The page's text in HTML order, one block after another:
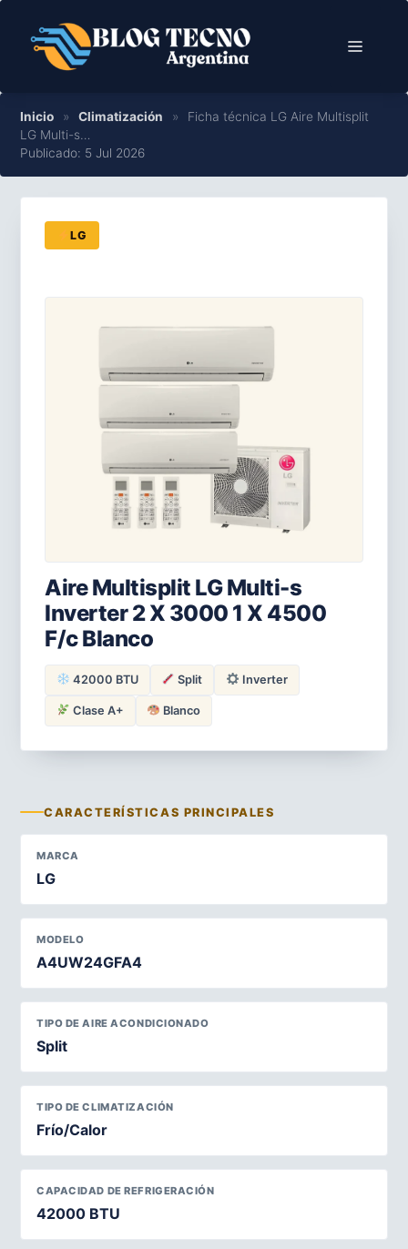
contenido
Menú
Inicio » Climatización »
Ficha técnica LG Aire Multisplit
LG Multi-s…
Publicado: 5 Jul 2026
LG
Aire Multisplit LG Multi-s
Inverter 2 X 3000 1 X 4500
F/c Blanco
42000 BTU Split Inverter
Clase A+ Blanco
CARACTERÍSTICAS PRINCIPALES
MARCA
LG
MODELO
A4UW24GFA4
TIPO DE AIRE ACONDICIONADO
Split
TIPO DE CLIMATIZACIÓN
Frío/Calor
CAPACIDAD DE REFRIGERACIÓN
42000 BTU